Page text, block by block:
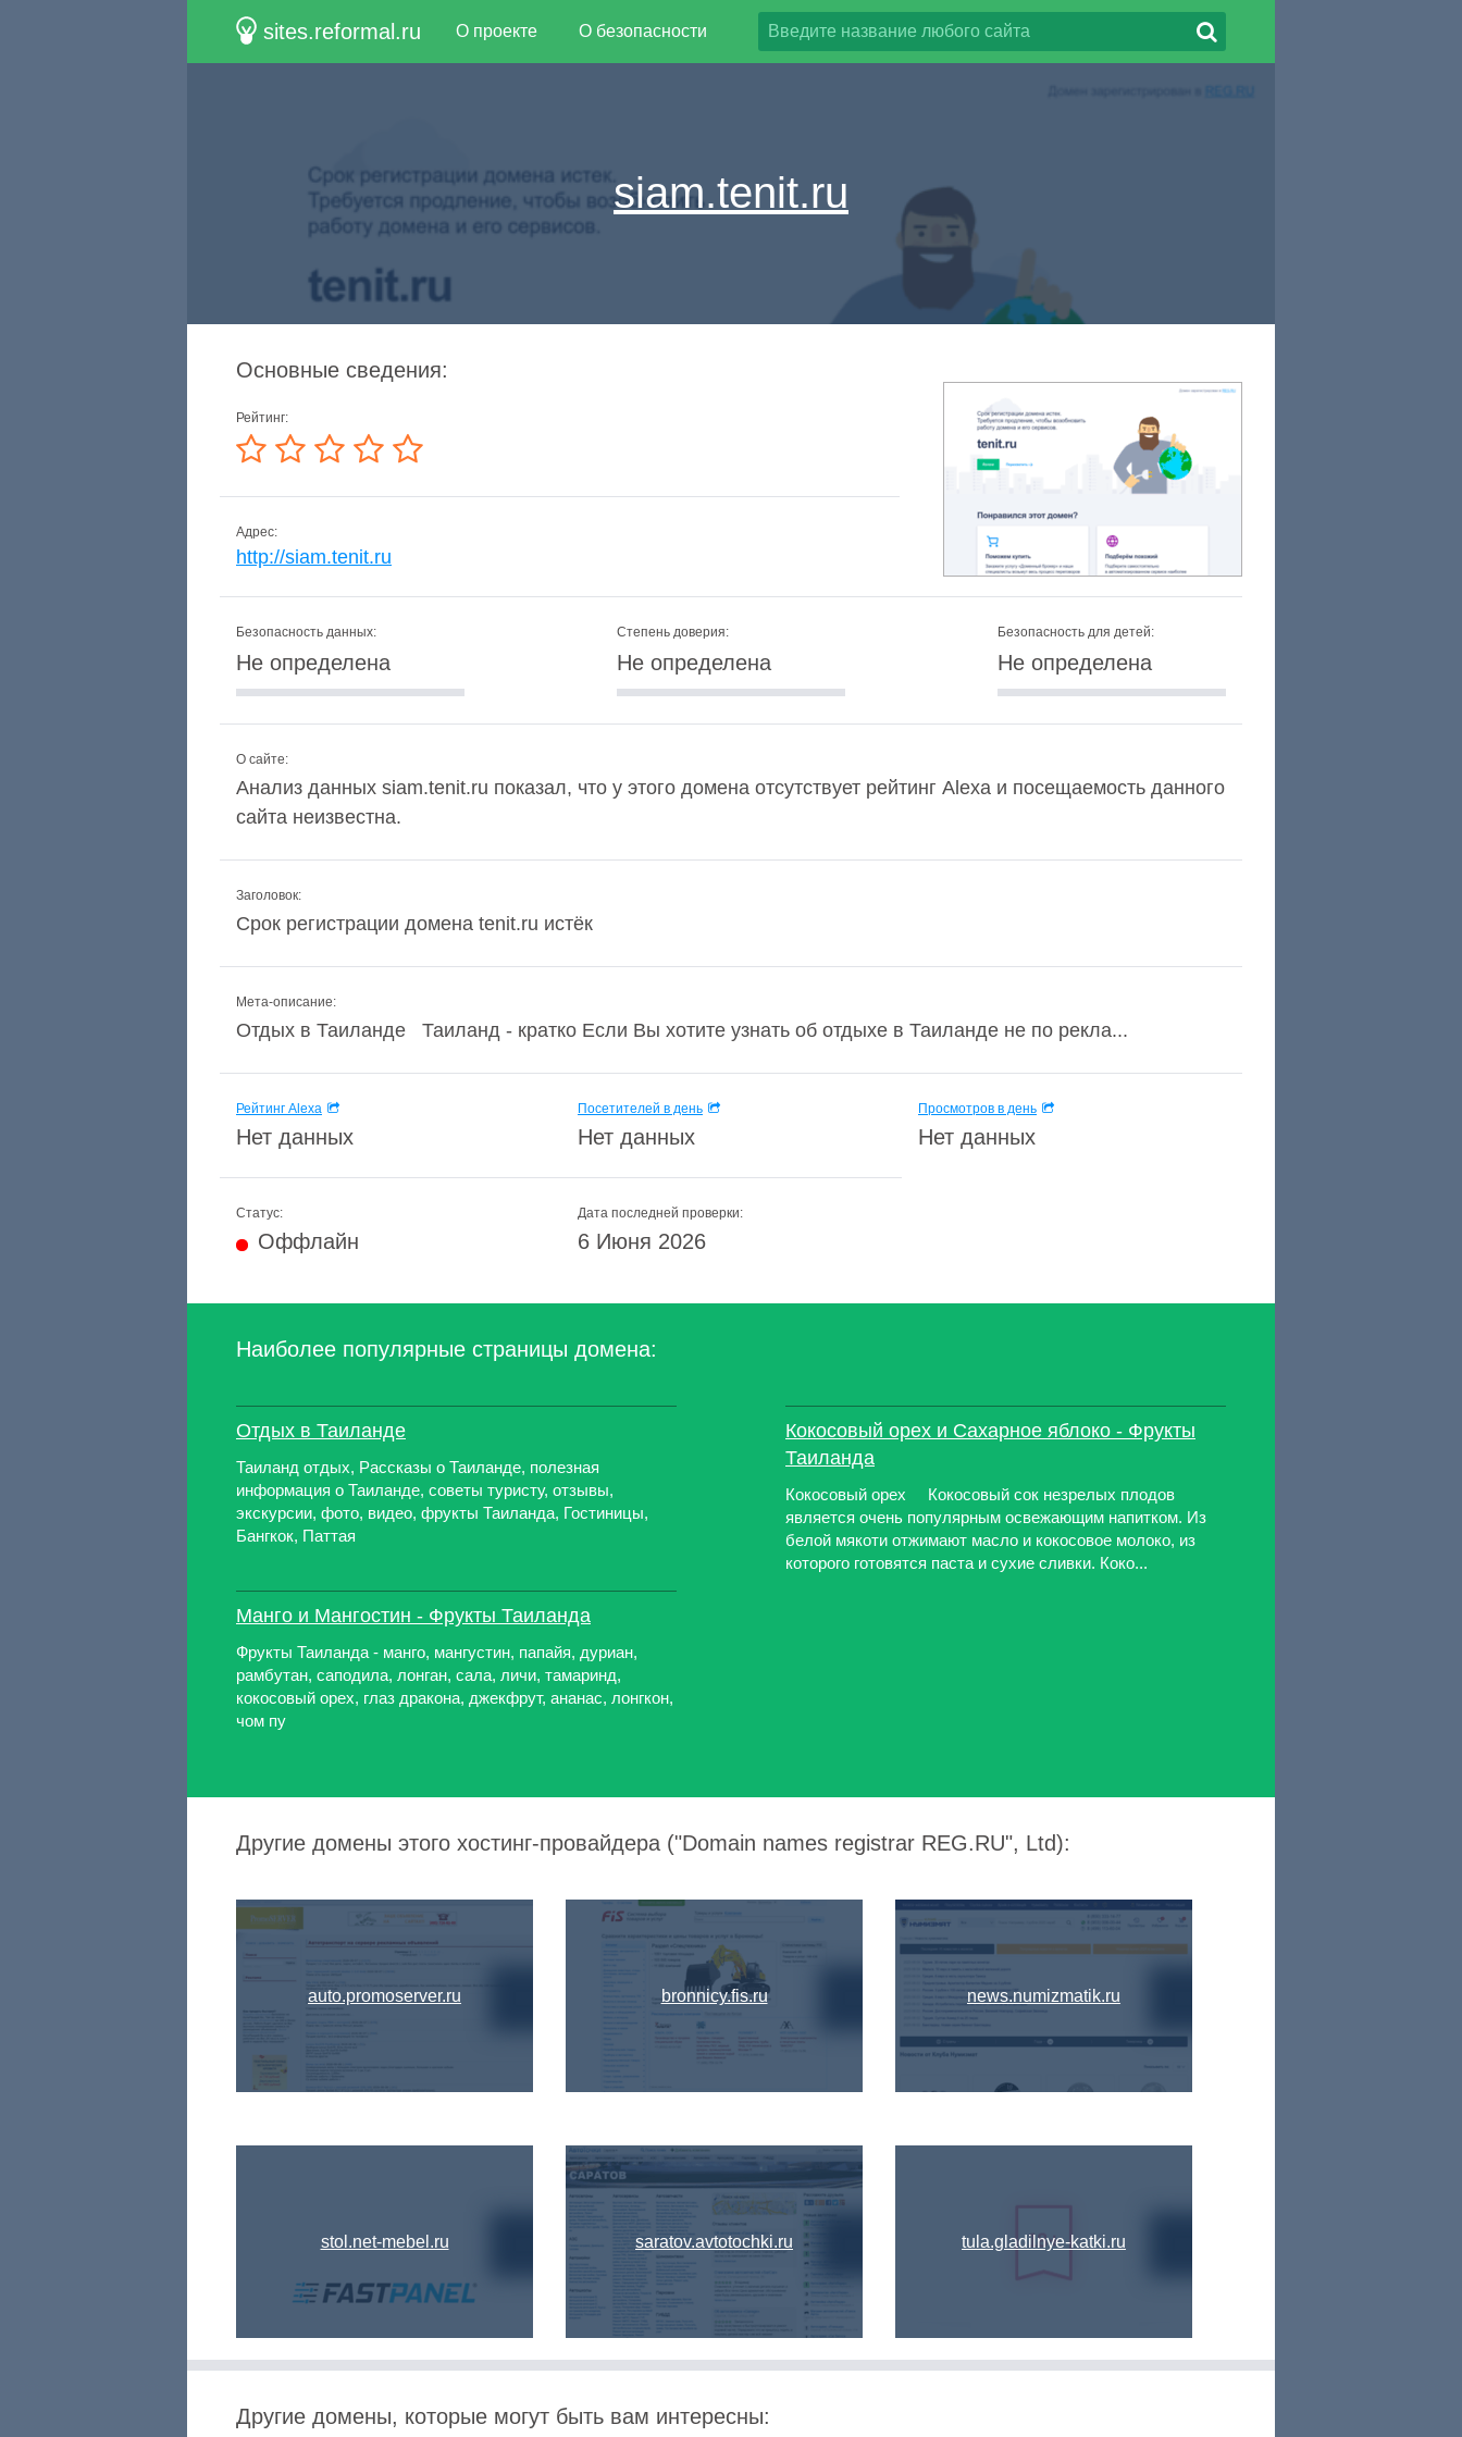
sites.reformal.ru О проекте О безопасности
siam.tenit.ru
Основные сведения:
Рейтинг:
Адрес:
http://siam.tenit.ru
Безопасность данных:
Не определена
Степень доверия:
Не определена
Безопасность для детей:
Не определена
О сайте:
Анализ данных siam.tenit.ru показал, что у этого домена отсутствует рейтинг Alexa и посещаемость данного
сайта неизвестна.
Заголовок:
Срок регистрации домена tenit.ru истёк
Мета-описание:
Отдых в Таиланде Таиланд - кратко Если Вы хотите узнать об отдыхе в Таиланде не по рекла...
Рейтинг Alexa
Нет данных
Посетителей в день
Нет данных
Просмотров в день
Нет данных
Статус:
Оффлайн
Дата последней проверки:
6 Июня 2026
Наиболее популярные страницы домена:
Отдых в Таиланде
Таиланд отдых, Рассказы о Таиланде, полезная
информация о Таиланде, советы туристу, отзывы,
экскурсии, фото, видео, фрукты Таиланда, Гостиницы,
Бангкок, Паттая
Манго и Мангостин - Фрукты Таиланда
Фрукты Таиланда - манго, мангустин, папайя, дуриан,
рамбутан, саподила, лонган, сала, личи, тамаринд,
кокосовый орех, глаз дракона, джекфрут, ананас, лонгкон,
чом пу
Кокосовый орех и Сахарное яблоко - Фрукты
Таиланда
Кокосовый орех Кокосовый сок незрелых плодов
является очень популярным освежающим напитком. Из
белой мякоти отжимают масло и кокосовое молоко, из
которого готовятся паста и сухие сливки. Коко...
Другие домены этого хостинг-провайдера ("Domain names registrar REG.RU", Ltd):
auto.promoserver.ru
stol.net-mebel.ru
bronnicy.fis.ru
saratov.avtotochki.ru
news.numizmatik.ru
tula.gladilnye-katki.ru
Другие домены, которые могут быть вам интересны: